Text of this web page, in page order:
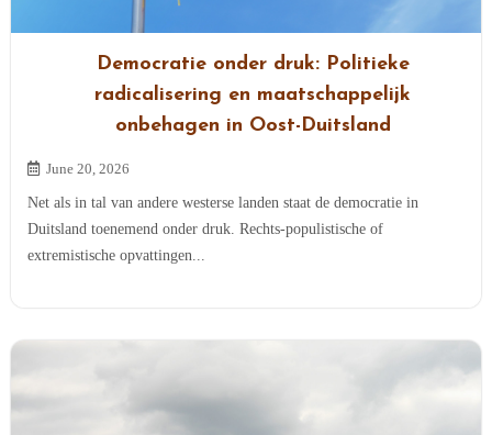
Democratie onder druk: Politieke
radicalisering en maatschappelijk
onbehagen in Oost-Duitsland
June 20, 2026
Net als in tal van andere westerse landen staat de democratie in
Duitsland toenemend onder druk. Rechts-populistische of
extremistische opvattingen...